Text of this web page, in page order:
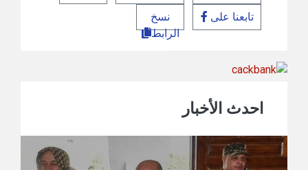
تابعنا على
نسخ
الرابط
احدث الأخبار